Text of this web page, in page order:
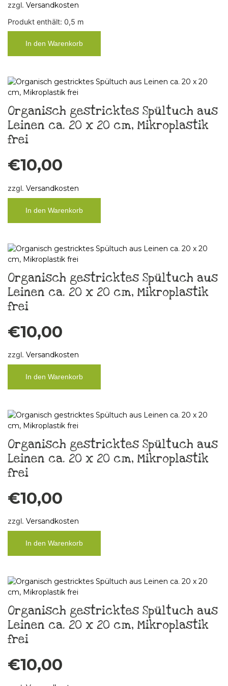
zzgl. Versandkosten
Produkt enthält: 0,5 m
In den Warenkorb
Organisch gestricktes Spültuch aus
Leinen ca. 20 x 20 cm, Mikroplastik
frei
€10,00
zzgl. Versandkosten
In den Warenkorb
Organisch gestricktes Spültuch aus
Leinen ca. 20 x 20 cm, Mikroplastik
frei
€10,00
zzgl. Versandkosten
In den Warenkorb
Organisch gestricktes Spültuch aus
Leinen ca. 20 x 20 cm, Mikroplastik
frei
€10,00
zzgl. Versandkosten
In den Warenkorb
Organisch gestricktes Spültuch aus
Leinen ca. 20 x 20 cm, Mikroplastik
frei
€10,00